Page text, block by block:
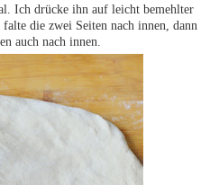
Ich drücke ihn auf leicht bemehlter
die zwei Seiten nach innen, dann
auch nach innen.